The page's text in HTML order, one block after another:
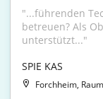
"...führenden
betreuen? Als
unterstützt..."
SPIE KAS
Forchheim, Raum